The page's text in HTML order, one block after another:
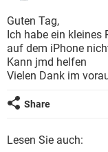
FACEBOOK
WHATSAPP
FACEBOOK
ANDROID
WINDOWS 10
WHATSAPP
FACEBOOK
SPIELE
ANDROID
WINDOWS 10
FACEBOOK
Guten Tag,
Ich habe ein kleines
auf dem iPhone
Kann jmd helfen
Vielen Dank im
Share
Lesen Sie auch: